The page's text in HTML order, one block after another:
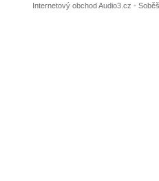
Internetový obchod Audio3.cz -